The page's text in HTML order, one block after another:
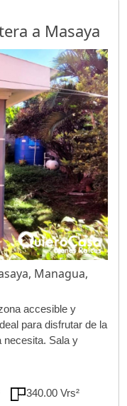
a Masaya
Managua,
accesible y
para disfrutar de la
necesita. Sala y
340.00 Vrs²